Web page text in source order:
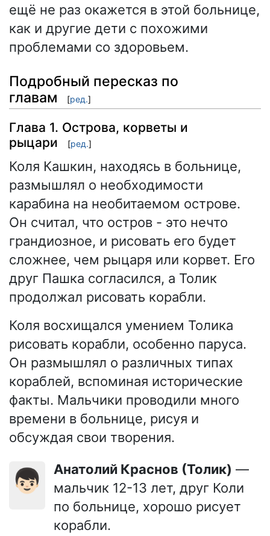
ещё не раз окажется в этой больнице,
как и другие дети с похожими
проблемами со здоровьем.
Подробный пересказ по
главам
[ред.]
Глава 1. Острова, корветы и
рыцари
[ред.]
Коля Кашкин, находясь в больнице,
размышлял о необходимости
карабина на необитаемом острове.
Он считал, что остров - это нечто
грандиозное, и рисовать его будет
сложнее, чем рыцаря или корвет. Его
друг Пашка согласился, а Толик
продолжал рисовать корабли.
Коля восхищался умением Толика
рисовать корабли, особенно паруса.
Он размышлял о различных типах
кораблей, вспоминая исторические
факты. Мальчики проводили много
времени в больнице, рисуя и
обсуждая свои творения.
👦🏻 Анатолий Краснов (Толик) —
мальчик 12-13 лет, друг Коли
по больнице, хорошо рисует
корабли.